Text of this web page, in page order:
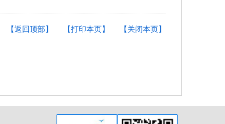
【关闭本页】
【打印本页】
【返回顶部】